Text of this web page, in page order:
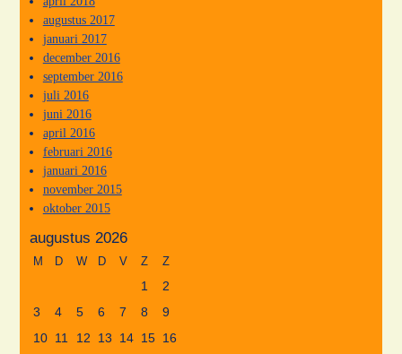
augustus 2017
januari 2017
december 2016
september 2016
juli 2016
juni 2016
april 2016
februari 2016
januari 2016
november 2015
oktober 2015
augustus 2026
M D W D V Z Z
1
2
3
4 5 6 7 8
9
10 11 12 13 14 15 16